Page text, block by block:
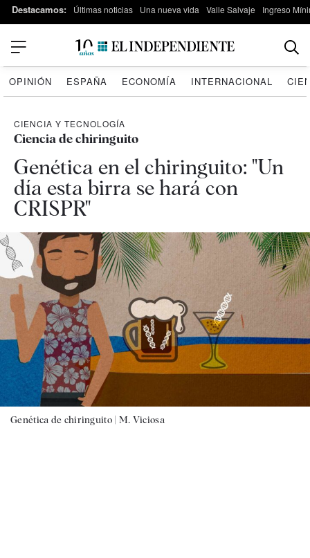
Destacamos: Últimas noticias Una nueva vida Valle Salvaje Ingreso
OPINIÓN ESPAÑA ECONOMÍA INTERNACIONAL
CIENCIA Y TECNOLOGÍA
Ciencia de chiringuito
Genética en el chiringuito: "Un
día esta birra se hará con
CRISPR"
Genética de chiringuito | M. Viciosa